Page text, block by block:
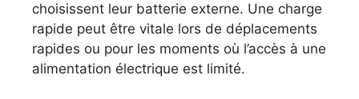
choisissent leur batterie externe. Une charge
rapide peut être vitale lors de déplacements
rapides ou pour les moments où l’accès à une
alimentation électrique est limité.